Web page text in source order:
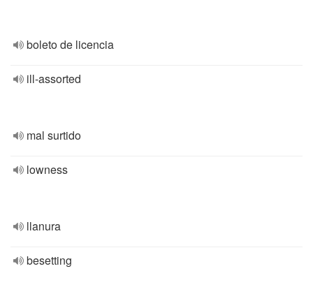
boleto de licencia
ill-assorted
mal surtido
lowness
llanura
besetting